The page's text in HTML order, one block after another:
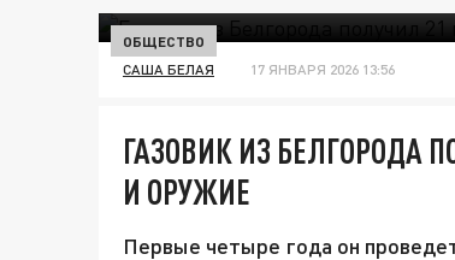
ОБЩЕСТВО
САША БЕЛАЯ 17 ЯНВАРЯ 2026 13:56
ГАЗОВИК ИЗ БЕЛГОРОДА
И ОРУЖИЕ
Первые четыре года он